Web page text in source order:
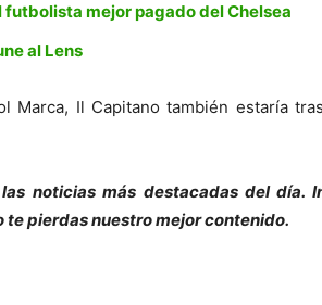
futbolista mejor pagado del Chelsea
al Lens
Marca, Il Capitano también estaría
noticias más destacadas del día.
te pierdas nuestro mejor contenido.